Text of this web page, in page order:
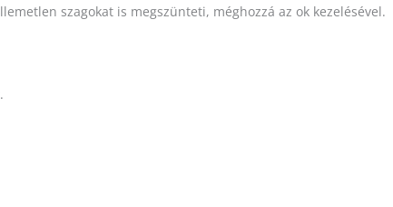
szagokat is megszünteti, méghozzá az ok kezelésével.